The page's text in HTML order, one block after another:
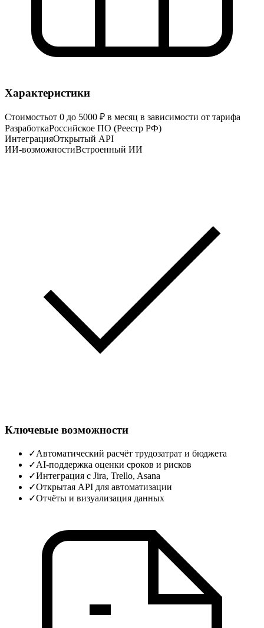
Характеристики
Стоимостьот 0 до 5000 ₽ в месяц в зависимости от тарифа
РазработкаРоссийское ПО (Реестр РФ)
ИнтеграцияОткрытый API
ИИ-возможностиВстроенный ИИ
Ключевые возможности
✓Автоматический расчёт трудозатрат и бюджета
✓AI‑поддержка оценки сроков и рисков
✓Интеграция с Jira, Trello, Asana
✓Открытая API для автоматизации
✓Отчёты и визуализация данных